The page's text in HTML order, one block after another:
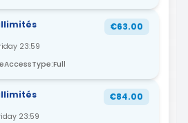
€63.00
23:59
€84.00
23:59